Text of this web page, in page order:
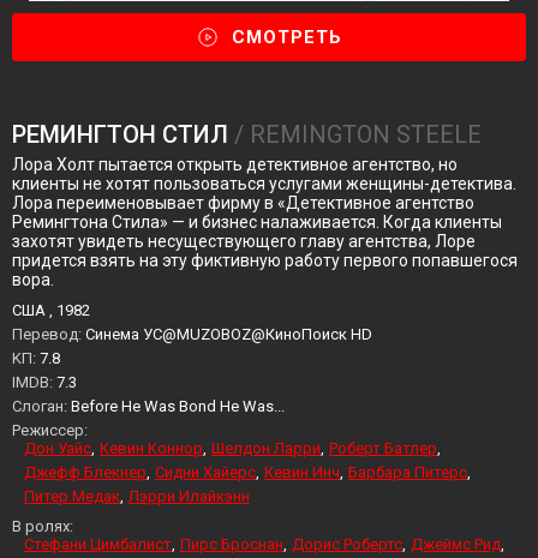
СМОТРЕТЬ
РЕМИНГТОН СТИЛ / REMINGTON STEELE
Лора Холт пытается открыть детективное агентство, но
клиенты не хотят пользоваться услугами женщины-детектива.
Лора переименовывает фирму в «Детективное агентство
Ремингтона Стила» — и бизнес налаживается. Когда клиенты
захотят увидеть несуществующего главу агентства, Лоре
придется взять на эту фиктивную работу первого попавшегося
вора.
США , 1982
Перевод: Синема УС@MUZOBOZ@КиноПоиск HD
KП: 7.8
IMDB: 7.3
Слоган: Before He Was Bond He Was...
Режиссер:
Дон Уайс Кевин Коннор Шелдон Ларри Роберт Батлер
Джефф Блекнер Сидни Хайерс Кевин Инч Барбара Питерс
Питер Медак Лэрри Илайкэнн
В ролях:
Стефани Цимбалист Пирс Броснан Дорис Робертс Джеймс Рид